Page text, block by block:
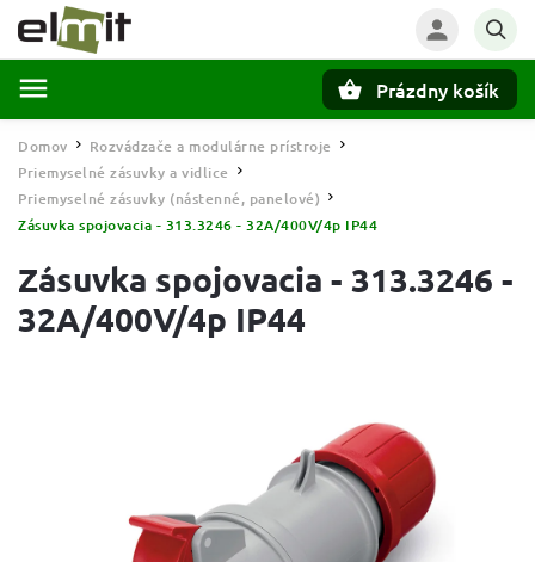
Prázdny košík
Domov / Rozvádzače a modulárne prístroje /
Priemyselné zásuvky a vidlice /
Priemyselné zásuvky (nástenné, panelové) /
Zásuvka spojovacia - 313.3246 - 32A/400V/4p IP44
Zásuvka spojovacia - 313.3246 -
32A/400V/4p IP44